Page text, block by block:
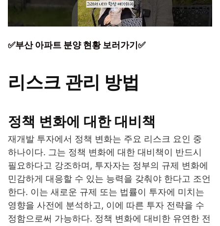
✅부산 아파트 분양 현황 보러가기✅
리스크 관리 방법
정책 변화에 대한 대비책
재개발 투자에서 정책 변화는 주요 리스크 요인 중
하나이다. 그는 정책 변화에 대한 대비책이 반드시
필요하다고 강조하며, 투자자는 정부의 규제 변화에
민감하게 대응할 수 있는 능력을 갖춰야 한다고 조언
한다. 이는 새로운 규제 또는 법률이 투자에 미치는
영향을 사전에 분석하고, 이에 따른 투자 전략을 수
정함으로써 가능하다. 정책 변화에 대비한 유연한 전